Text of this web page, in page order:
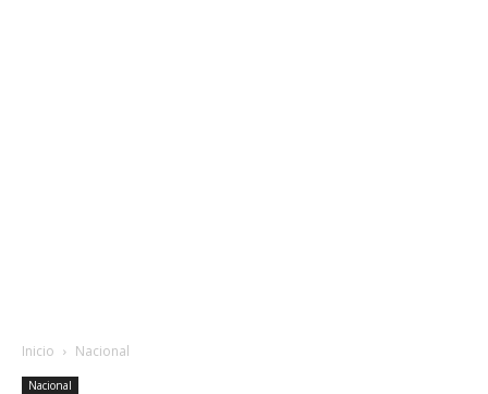
Inicio Nacional
Nacional